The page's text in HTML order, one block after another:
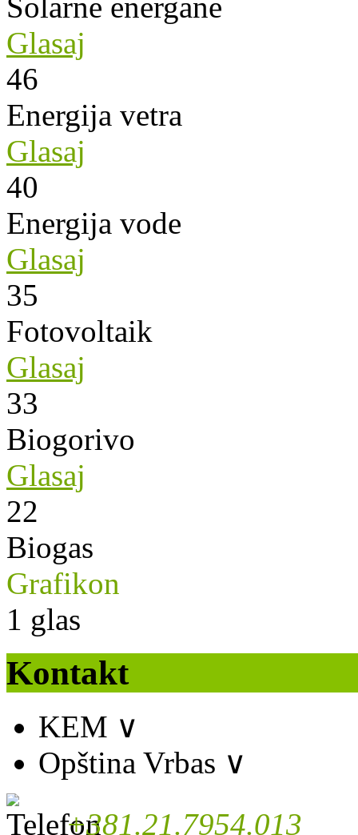
Glasaj
46
Energija vetra
Glasaj
40
Energija vode
Glasaj
35
Fotovoltaik
Glasaj
33
Biogorivo
Glasaj
22
Biogas
Grafikon
1 glas
Kontakt
KEM ∨
Opština Vrbas ∨
+381.21.7954.013